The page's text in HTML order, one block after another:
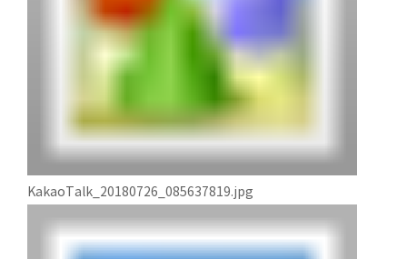
KakaoTalk_20180726_085637819.jpg